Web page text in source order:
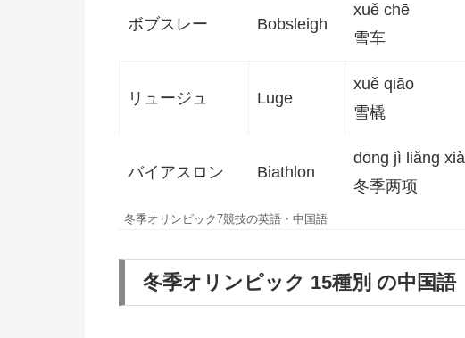
ボブスレー Bobsleigh
xuě chē
雪车
リュージュ Luge
xuě qiāo
雪橇
バイアスロン Biathlon
dōng jì liǎng
冬季两项
冬季オリンピック7競技の英語・中国語
冬季オリンピック 15種別 の中国語